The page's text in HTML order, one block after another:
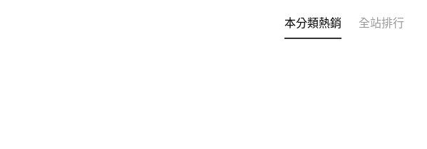
本分類熱銷 全站排行